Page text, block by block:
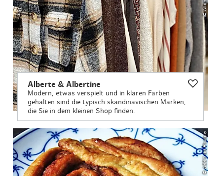
Alberte & Albertine
Modern, etwas verspielt und in klaren Farben
gehalten sind die typisch skandinavischen Marken,
die Sie in dem kleinen Shop finden.
© ASSY on Pixabay